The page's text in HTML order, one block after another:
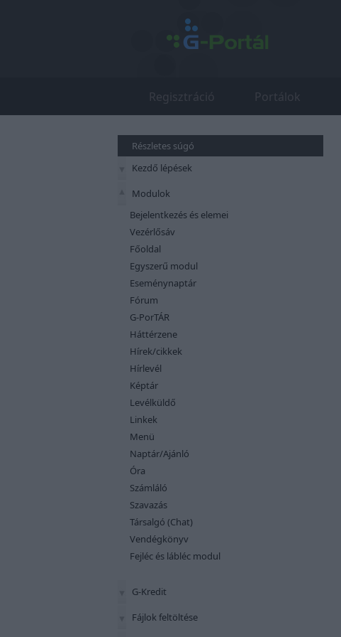
Regisztráció Portálok
Részletes súgó
Kezdő lépések
Modulok
Bejelentkezés és elemei
Vezérlősáv
Főoldal
Egyszerű modul
Eseménynaptár
Fórum
G-PorTÁR
Háttérzene
Hírek/cikkek
Hírlevél
Képtár
Levélküldő
Linkek
Menü
Naptár/Ajánló
Óra
Számláló
Szavazás
Társalgó (Chat)
Vendégkönyv
Fejléc és lábléc modul
G-Kredit
Fájlok feltöltése